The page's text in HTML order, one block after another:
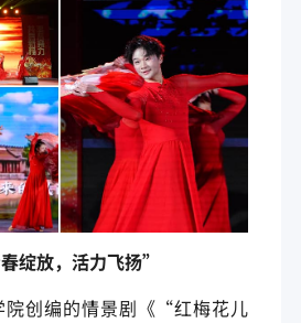
绽放，活力飞扬”
院创编的情景剧《“红梅花儿